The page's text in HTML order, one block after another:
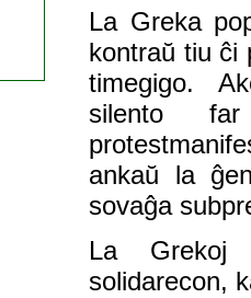
La Greka
kontraŭ tiu ĉi
timegigo.
silento
ankaŭ la
sovaĝa
La Grekoj
solidarecon,